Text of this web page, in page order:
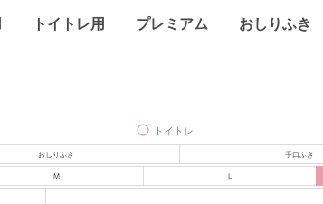
トイトレ用 プレミアム おしりふき
トイトレ
おしりふき 手口ふき
M L